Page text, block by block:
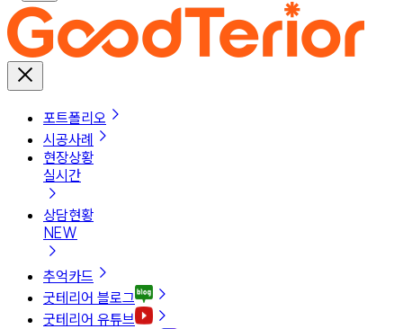
포트폴리오
시공사례
현장상황
실시간
상담현황
NEW
추억카드
굿테리어 블로그
굿테리어 유튜브